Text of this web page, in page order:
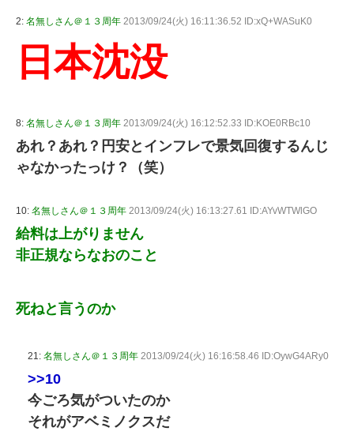
2: 名無しさん＠１３周年 2013/09/24(火) 16:11:36.52 ID:xQ+WASuK0
日本沈没
8: 名無しさん＠１３周年 2013/09/24(火) 16:12:52.33 ID:KOE0RBc10
あれ？あれ？円安とインフレで景気回復するんじ
ゃなかったっけ？（笑）
10: 名無しさん＠１３周年 2013/09/24(火) 16:13:27.61 ID:AYvWTWlGO
給料は上がりません
非正規ならなおのこと
死ねと言うのか
21: 名無しさん＠１３周年 2013/09/24(火) 16:16:58.46 ID:OywG4ARy0
>>10
今ごろ気がついたのか
それがアベミノクスだ